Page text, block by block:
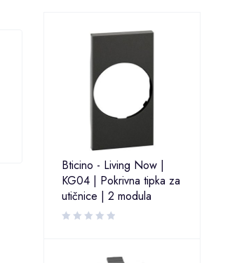
Bticino - Living Now |
KG04 | Pokrivna tipka za
utičnice | 2 modula